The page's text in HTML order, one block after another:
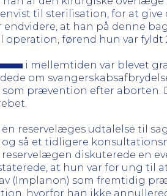
til sterilisation, for at give
at han på denne
førend hun var fyldt
i mellemtiden var blevet
om
prævention efter aborten.
reservelæges udtalelse til
så et tidligere
diskuterede en
at hun var for ung til
(Implanon) som fremtidig
hvorfor han ikke